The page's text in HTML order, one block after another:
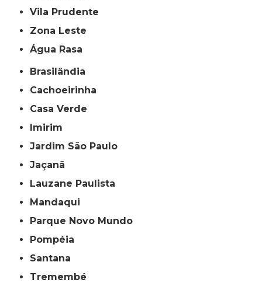
Vila Prudente
Zona Leste
Água Rasa
Brasilândia
Cachoeirinha
Casa Verde
Imirim
Jardim São Paulo
Jaçanã
Lauzane Paulista
Mandaqui
Parque Novo Mundo
Pompéia
Santana
Tremembé